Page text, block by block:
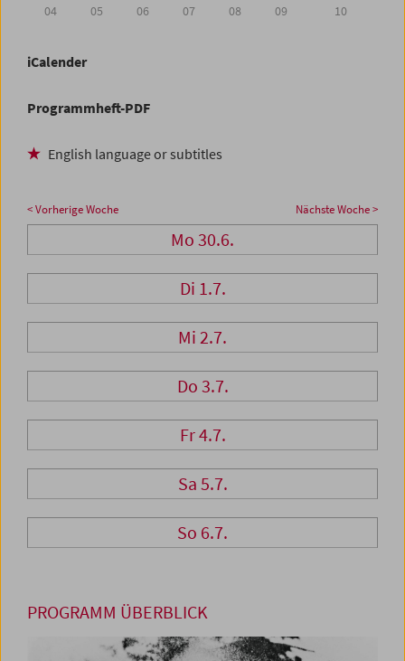
04
05 06 07 08 09 10
iCalender
Programmheft-PDF
English language or subtitles
< Vorherige Woche Nächste Woche >
Mo 30.6.
Di 1.7.
Mi 2.7.
Do 3.7.
Fr 4.7.
Sa 5.7.
So 6.7.
PROGRAMM ÜBERBLICK